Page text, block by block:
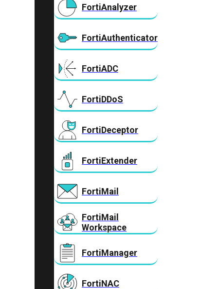
FortiAnalyzer
FortiAuthenticator
FortiADC
FortiDDoS
FortiDeceptor
FortiExtender
FortiMail
FortiMail
Workspace
FortiManager
FortiNAC